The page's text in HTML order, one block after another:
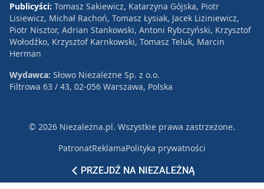
PRZEJDŹ NA NIEZALEŻNĄ
Publicyści: Tomasz Sakiewicz, Katarzyna Gójska, Piotr
Lisiewicz, Michał Rachoń, Tomasz Łysiak, Jacek Liziniewicz,
Piotr Nisztor, Adrian Stankowski, Antoni Rybczyński, Krzysztof
Wołodźko, Krzysztof Karnkowski, Tomasz Teluk, Marcin
Herman
Wydawca: Słowo Niezależne Sp. z o.o.
Filtrowa 63 / 43, 02-056 Warszawa, Polska
© 2026 Niezależna.pl. Wszystkie prawa zastrzeżone.
PatronatReklamaPolityka prywatności